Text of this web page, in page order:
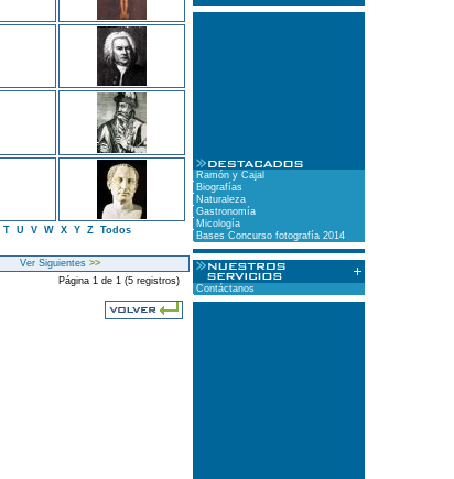
T U V W X Y Z Todos
Ver Siguientes >>
Página 1 de 1 (5 registros)
Ramón y Cajal
Biografías
Naturaleza
Gastronomía
Micología
Bases Concurso fotografía 2014
Contáctanos